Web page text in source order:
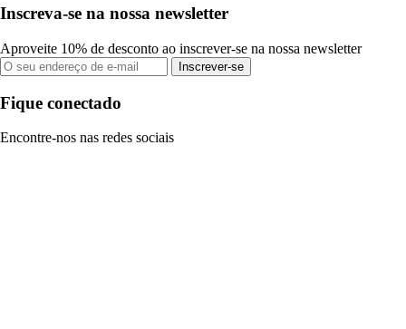
Inscreva-se na nossa newsletter
Aproveite 10% de desconto ao inscrever-se na nossa newsletter
Inscrever-se
Fique conectado
Encontre-nos nas redes sociais